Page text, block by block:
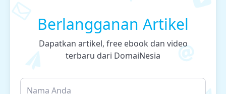
Berlangganan Artikel
Dapatkan artikel, free ebook dan video
terbaru dari DomaiNesia